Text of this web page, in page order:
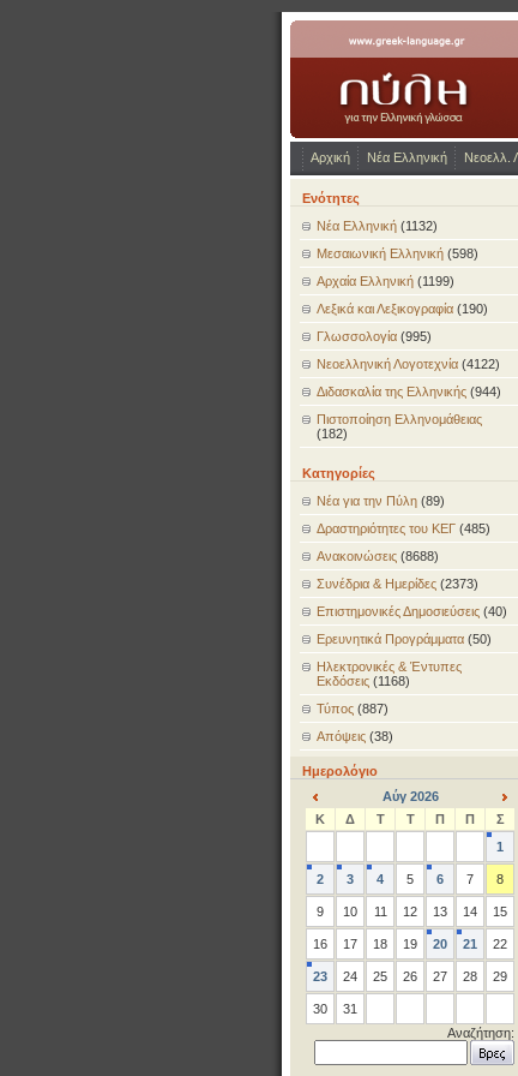
www.greek-language.gr
Αρχική Νέα Ελληνική Νεοελλ.
Ενότητες
Νέα Ελληνική (1132)
Μεσαιωνική Ελληνική (598)
Αρχαία Ελληνική (1199)
Λεξικά και Λεξικογραφία (190)
Γλωσσολογία (995)
Νεοελληνική Λογοτεχνία (4122)
Διδασκαλία της Ελληνικής (944)
Πιστοποίηση Ελληνομάθειας
(182)
Κατηγορίες
Νέα για την Πύλη (89)
Δραστηριότητες του ΚΕΓ (485)
Ανακοινώσεις (8688)
Συνέδρια & Ημερίδες (2373)
Επιστημονικές Δημοσιεύσεις (40)
Ερευνητικά Προγράμματα (50)
Ηλεκτρονικές & Έντυπες
Εκδόσεις (1168)
Τύπος (887)
Απόψεις (38)
Ημερολόγιο
<
Αύγ 2026
>
Κ Δ Τ Τ Π Π
Σ
1
2 3 4 5 6 7 8
9 10 11 12 13 14 15
16 17 18 19 20 21 22
23 24 25 26 27 28 29
30
31
Αναζήτηση: